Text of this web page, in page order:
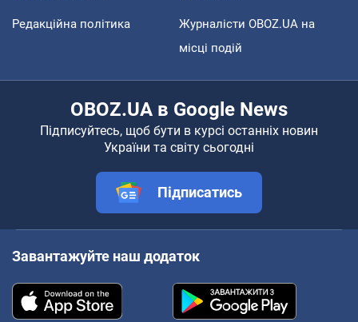
Редакційна політика
Журналісти OBOZ.UA на
місці подій
OBOZ.UA в Google News
Підписуйтесь, щоб бути в курсі останніх новин
України та світу сьогодні
Підписатись
Завантажуйте наш додаток